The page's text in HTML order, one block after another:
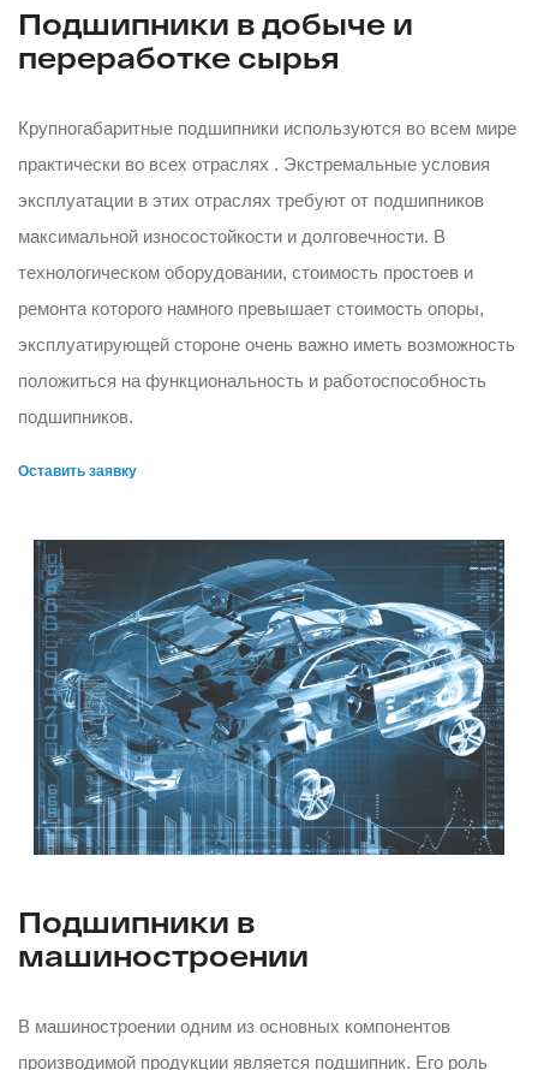
Подшипники в добыче и
переработке сырья
Крупногабаритные подшипники используются во всем мире
практически во всех отраслях . Экстремальные условия
эксплуатации в этих отраслях требуют от подшипников
максимальной износостойкости и долговечности. В
технологическом оборудовании, стоимость простоев и
ремонта которого намного превышает стоимость опоры,
эксплуатирующей стороне очень важно иметь возможность
положиться на функциональность и работоспособность
подшипников.
Оставить заявку
Подшипники в
машиностроении
В машиностроении одним из основных компонентов
производимой продукции является подшипник. Его роль